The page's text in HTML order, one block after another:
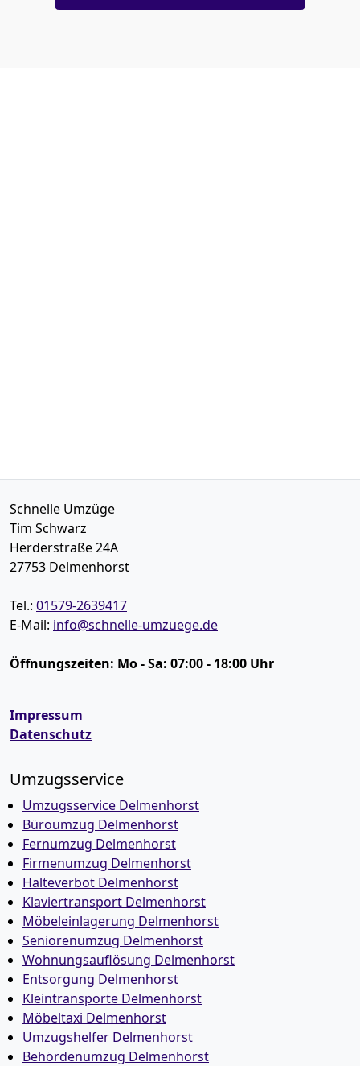
Schnelle Umzüge
Tim Schwarz
Herderstraße 24A
27753 Delmenhorst
Tel.: 01579-2639417
E-Mail: info@schnelle-umzuege.de
Öffnungszeiten: Mo - Sa: 07:00 - 18:00 Uhr
Impressum
Datenschutz
Umzugsservice
Umzugsservice Delmenhorst
Büroumzug Delmenhorst
Fernumzug Delmenhorst
Firmenumzug Delmenhorst
Halteverbot Delmenhorst
Klaviertransport Delmenhorst
Möbeleinlagerung Delmenhorst
Seniorenumzug Delmenhorst
Wohnungsauflösung Delmenhorst
Entsorgung Delmenhorst
Kleintransporte Delmenhorst
Möbeltaxi Delmenhorst
Umzugshelfer Delmenhorst
Behördenumzug Delmenhorst